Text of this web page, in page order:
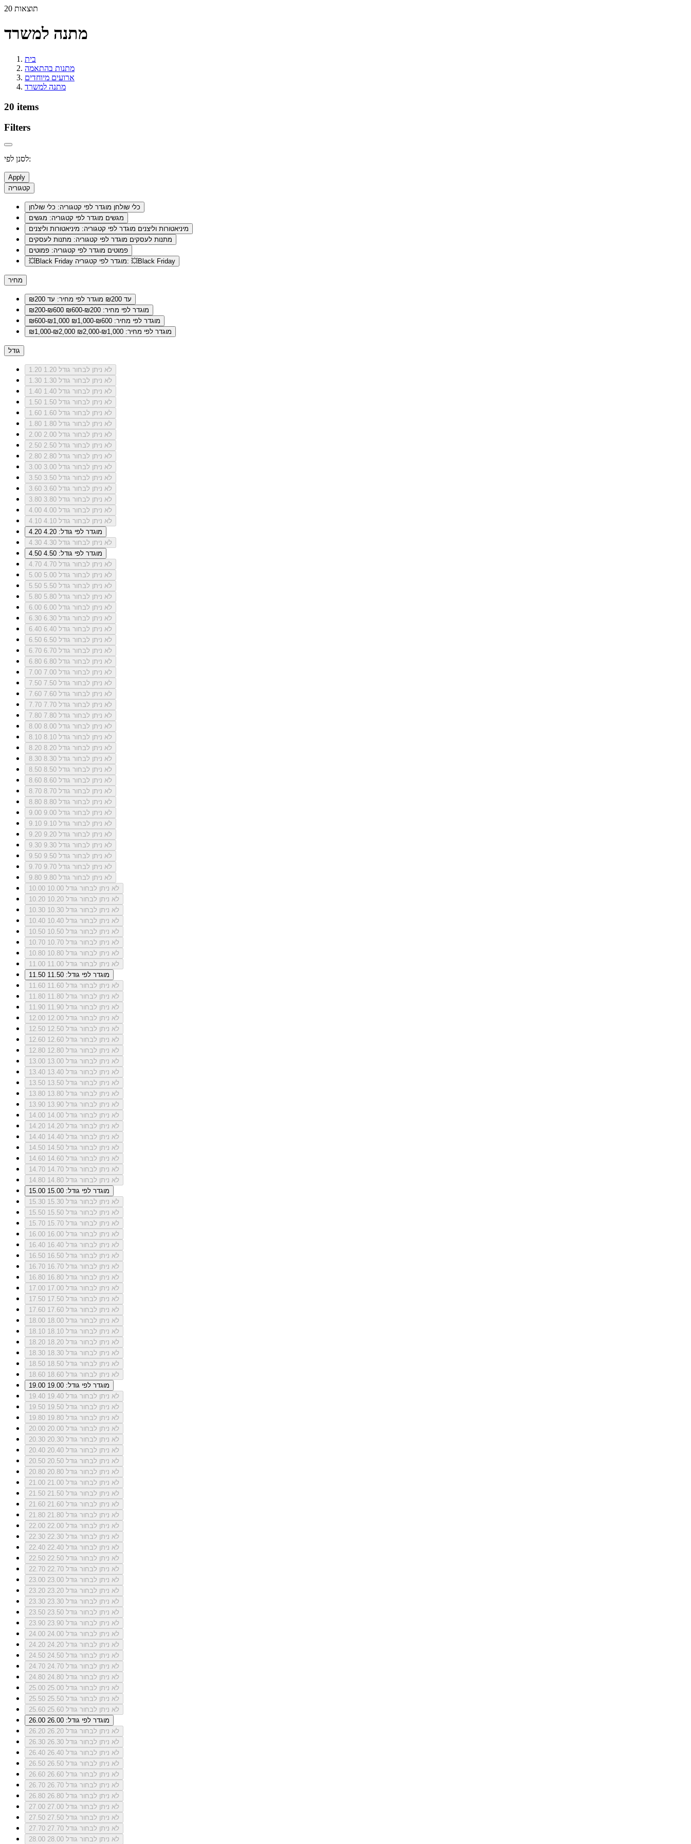
20 תוצאות
מתנה למשרד
בית
מתנות בהתאמה
ארועים מיוחדים
מתנה למשרד
20 items
Filters
לסנן לפי:
Apply
קטגוריה
כלי שולחן מוגדר לפי קטגוריה: כלי שולחן
מגשים מוגדר לפי קטגוריה: מגשים
מיניאטורות וליצנים מוגדר לפי קטגוריה: מיניאטורות וליצנים
מתנות לעסקים מוגדר לפי קטגוריה: מתנות לעסקים
פמוטים מוגדר לפי קטגוריה: פמוטים
💥Black Friday
מוגדר לפי קטגוריה: 💥Black Friday
מחיר
עד ₪200
מוגדר לפי מחיר: עד ₪200
₪200-₪600
מוגדר לפי מחיר: ₪200-₪600
₪600-₪1,000
מוגדר לפי מחיר: ₪600-₪1,000
₪1,000-₪2,000
מוגדר לפי מחיר: ₪1,000-₪2,000
גודל
1.20
לא ניתן לבחור גודל 1.20
1.30
לא ניתן לבחור גודל 1.30
1.40
לא ניתן לבחור גודל 1.40
1.50
לא ניתן לבחור גודל 1.50
1.60
לא ניתן לבחור גודל 1.60
1.80
לא ניתן לבחור גודל 1.80
2.00
לא ניתן לבחור גודל 2.00
2.50
לא ניתן לבחור גודל 2.50
2.80
לא ניתן לבחור גודל 2.80
3.00
לא ניתן לבחור גודל 3.00
3.50
לא ניתן לבחור גודל 3.50
3.60
לא ניתן לבחור גודל 3.60
3.80
לא ניתן לבחור גודל 3.80
4.00
לא ניתן לבחור גודל 4.00
4.10
לא ניתן לבחור גודל 4.10
4.20
מוגדר לפי גודל: 4.20
4.30
לא ניתן לבחור גודל 4.30
4.50
מוגדר לפי גודל: 4.50
4.70
לא ניתן לבחור גודל 4.70
5.00
לא ניתן לבחור גודל 5.00
5.50
לא ניתן לבחור גודל 5.50
5.80
לא ניתן לבחור גודל 5.80
6.00
לא ניתן לבחור גודל 6.00
6.30
לא ניתן לבחור גודל 6.30
6.40
לא ניתן לבחור גודל 6.40
6.50
לא ניתן לבחור גודל 6.50
6.70
לא ניתן לבחור גודל 6.70
6.80
לא ניתן לבחור גודל 6.80
7.00
לא ניתן לבחור גודל 7.00
7.50
לא ניתן לבחור גודל 7.50
7.60
לא ניתן לבחור גודל 7.60
7.70
לא ניתן לבחור גודל 7.70
7.80
לא ניתן לבחור גודל 7.80
8.00
לא ניתן לבחור גודל 8.00
8.10
לא ניתן לבחור גודל 8.10
8.20
לא ניתן לבחור גודל 8.20
8.30
לא ניתן לבחור גודל 8.30
8.50
לא ניתן לבחור גודל 8.50
8.60
לא ניתן לבחור גודל 8.60
8.70
לא ניתן לבחור גודל 8.70
8.80
לא ניתן לבחור גודל 8.80
9.00
לא ניתן לבחור גודל 9.00
9.10
לא ניתן לבחור גודל 9.10
9.20
לא ניתן לבחור גודל 9.20
9.30
לא ניתן לבחור גודל 9.30
9.50
לא ניתן לבחור גודל 9.50
9.70
לא ניתן לבחור גודל 9.70
9.80
לא ניתן לבחור גודל 9.80
10.00
לא ניתן לבחור גודל 10.00
10.20
לא ניתן לבחור גודל 10.20
10.30
לא ניתן לבחור גודל 10.30
10.40
לא ניתן לבחור גודל 10.40
10.50
לא ניתן לבחור גודל 10.50
10.70
לא ניתן לבחור גודל 10.70
10.80
לא ניתן לבחור גודל 10.80
11.00
לא ניתן לבחור גודל 11.00
11.50
מוגדר לפי גודל: 11.50
11.60
לא ניתן לבחור גודל 11.60
11.80
לא ניתן לבחור גודל 11.80
11.90
לא ניתן לבחור גודל 11.90
12.00
לא ניתן לבחור גודל 12.00
12.50
לא ניתן לבחור גודל 12.50
12.60
לא ניתן לבחור גודל 12.60
12.80
לא ניתן לבחור גודל 12.80
13.00
לא ניתן לבחור גודל 13.00
13.40
לא ניתן לבחור גודל 13.40
13.50
לא ניתן לבחור גודל 13.50
13.80
לא ניתן לבחור גודל 13.80
13.90
לא ניתן לבחור גודל 13.90
14.00
לא ניתן לבחור גודל 14.00
14.20
לא ניתן לבחור גודל 14.20
14.40
לא ניתן לבחור גודל 14.40
14.50
לא ניתן לבחור גודל 14.50
14.60
לא ניתן לבחור גודל 14.60
14.70
לא ניתן לבחור גודל 14.70
14.80
לא ניתן לבחור גודל 14.80
15.00
מוגדר לפי גודל: 15.00
15.30
לא ניתן לבחור גודל 15.30
15.50
לא ניתן לבחור גודל 15.50
15.70
לא ניתן לבחור גודל 15.70
16.00
לא ניתן לבחור גודל 16.00
16.40
לא ניתן לבחור גודל 16.40
16.50
לא ניתן לבחור גודל 16.50
16.70
לא ניתן לבחור גודל 16.70
16.80
לא ניתן לבחור גודל 16.80
17.00
לא ניתן לבחור גודל 17.00
17.50
לא ניתן לבחור גודל 17.50
17.60
לא ניתן לבחור גודל 17.60
18.00
לא ניתן לבחור גודל 18.00
18.10
לא ניתן לבחור גודל 18.10
18.20
לא ניתן לבחור גודל 18.20
18.30
לא ניתן לבחור גודל 18.30
18.50
לא ניתן לבחור גודל 18.50
18.60
לא ניתן לבחור גודל 18.60
19.00
מוגדר לפי גודל: 19.00
19.40
לא ניתן לבחור גודל 19.40
19.50
לא ניתן לבחור גודל 19.50
19.80
לא ניתן לבחור גודל 19.80
20.00
לא ניתן לבחור גודל 20.00
20.30
לא ניתן לבחור גודל 20.30
20.40
לא ניתן לבחור גודל 20.40
20.50
לא ניתן לבחור גודל 20.50
20.80
לא ניתן לבחור גודל 20.80
21.00
לא ניתן לבחור גודל 21.00
21.50
לא ניתן לבחור גודל 21.50
21.60
לא ניתן לבחור גודל 21.60
21.80
לא ניתן לבחור גודל 21.80
22.00
לא ניתן לבחור גודל 22.00
22.30
לא ניתן לבחור גודל 22.30
22.40
לא ניתן לבחור גודל 22.40
22.50
לא ניתן לבחור גודל 22.50
22.70
לא ניתן לבחור גודל 22.70
23.00
לא ניתן לבחור גודל 23.00
23.20
לא ניתן לבחור גודל 23.20
23.30
לא ניתן לבחור גודל 23.30
23.50
לא ניתן לבחור גודל 23.50
23.90
לא ניתן לבחור גודל 23.90
24.00
לא ניתן לבחור גודל 24.00
24.20
לא ניתן לבחור גודל 24.20
24.50
לא ניתן לבחור גודל 24.50
24.70
לא ניתן לבחור גודל 24.70
24.80
לא ניתן לבחור גודל 24.80
25.00
לא ניתן לבחור גודל 25.00
25.50
לא ניתן לבחור גודל 25.50
25.60
לא ניתן לבחור גודל 25.60
26.00
מוגדר לפי גודל: 26.00
26.20
לא ניתן לבחור גודל 26.20
26.30
לא ניתן לבחור גודל 26.30
26.40
לא ניתן לבחור גודל 26.40
26.50
לא ניתן לבחור גודל 26.50
26.60
לא ניתן לבחור גודל 26.60
26.70
לא ניתן לבחור גודל 26.70
26.80
לא ניתן לבחור גודל 26.80
27.00
לא ניתן לבחור גודל 27.00
27.50
לא ניתן לבחור גודל 27.50
27.70
לא ניתן לבחור גודל 27.70
28.00
לא ניתן לבחור גודל 28.00